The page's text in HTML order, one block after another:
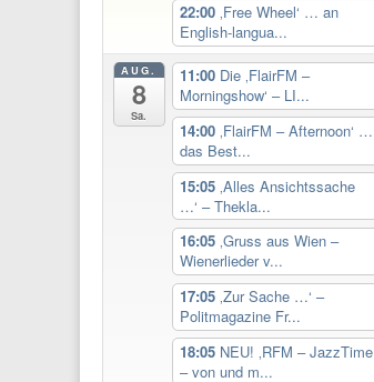
22:00 ‚Free Wheel‘ … an
English-langua...
AUG.
8
Sa.
11:00 Die ‚FlairFM –
Morningshow‘ – LI...
14:00 ‚FlairFM – Afternoon‘ …
das Best...
15:05 ‚Alles Ansichtssache
…‘ – Thekla...
16:05 ‚Gruss aus Wien –
Wienerlieder v...
17:05 ‚Zur Sache …‘ –
Politmagazine Fr...
18:05 NEU! ‚RFM – JazzTime
– von und m...